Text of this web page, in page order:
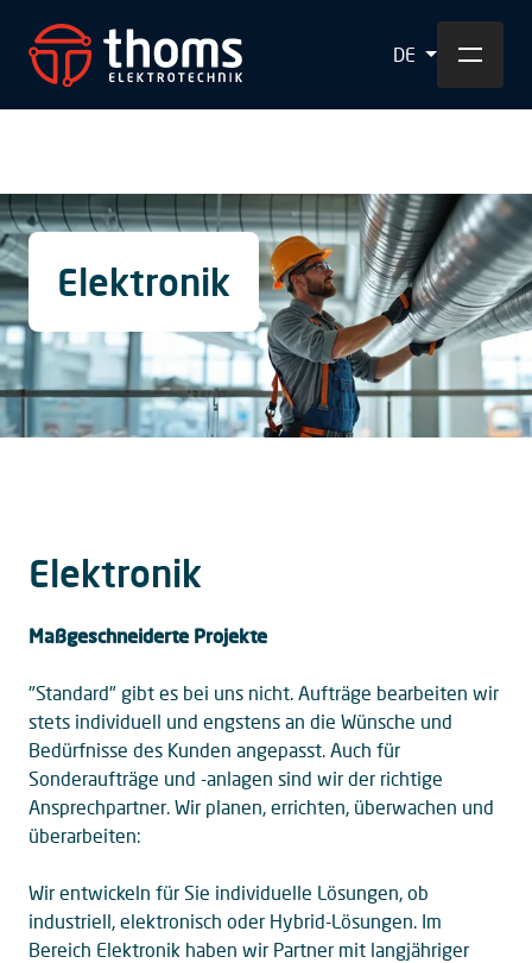
DE
Elektronik
Elektronik
Maßgeschneiderte Projekte
"Standard" gibt es bei uns nicht. Aufträge bearbeiten wir
stets individuell und engstens an die Wünsche und
Bedürfnisse des Kunden angepasst. Auch für
Sonderaufträge und -anlagen sind wir der richtige
Ansprechpartner. Wir planen, errichten, überwachen und
überarbeiten:
Wir entwickeln für Sie individuelle Lösungen, ob
industriell, elektronisch oder Hybrid-Lösungen. Im
Bereich Elektronik haben wir Partner mit langjähriger